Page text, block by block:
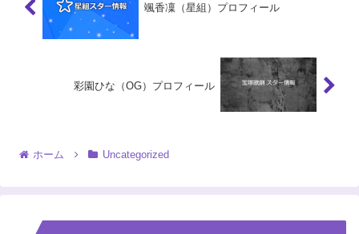
颯香凜（星組）プロフィール
彩園ひな（OG）プロフィール
ホーム Uncategorized